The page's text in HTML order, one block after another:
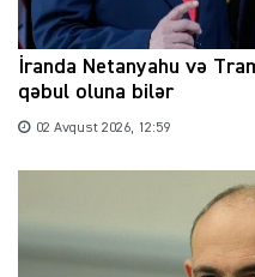
İranda Netanyahu və
qəbul oluna bilər
02 Avqust 2026, 12:59